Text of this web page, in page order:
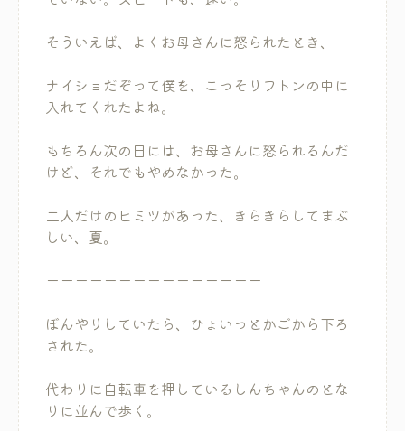
そういえば、よくお母さんに怒られたとき、
ナイショだぞって僕を、こっそりフトンの中に
入れてくれたよね。
もちろん次の日には、お母さんに怒られるんだ
けど、それでもやめなかった。
二人だけのヒミツがあった、きらきらしてまぶ
しい、夏。
ーーーーーーーーーーーーーーー
ぼんやりしていたら、ひょいっとかごから下ろ
された。
代わりに自転車を押しているしんちゃんのとな
りに並んで歩く。